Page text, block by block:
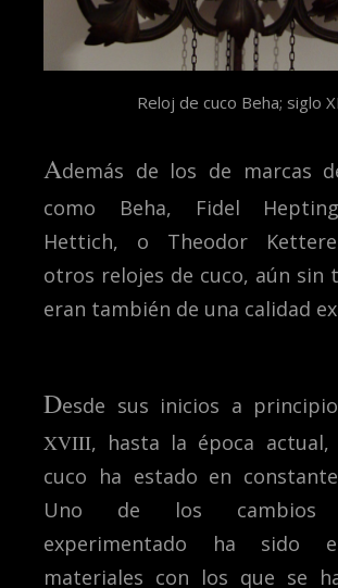
Reloj de cuco Beha; siglo
Además de los de marcas
como Beha, Fidel
Hettich, o Theodor
otros relojes de cuco, aún sin
eran también de una calidad
Desde sus inicios a
XVIII, hasta la época
cuco ha estado en
Uno de los
experimentado ha sido
materiales con los que se